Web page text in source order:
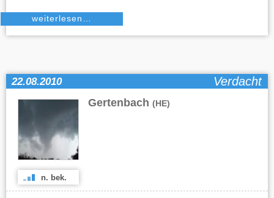
weiterlesen…
22.08.2010 Verdacht
Gertenbach (HE)
n. bek.